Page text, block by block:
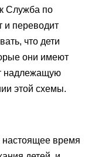
Служба по
и переводит
что дети
они имеют
надлежащую
этой схемы.
настоящее время